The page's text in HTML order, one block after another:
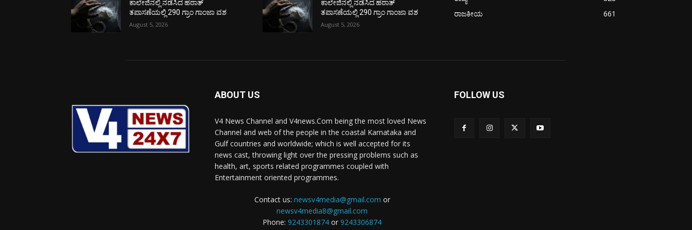
ಕಾಲೇಜಿನಲ್ಲಿ ನಡೆಸಿದ ಹಠಾತ್
ತಪಾಸಣೆಯಲ್ಲಿ 290 ಗ್ರಾಂ ಗಾಂಜಾ ವಶ
August 5, 2026
ಕಾಲೇಜಿನಲ್ಲಿ ನಡೆಸಿದ ಹಠಾತ್
ತಪಾಸಣೆಯಲ್ಲಿ 290 ಗ್ರಾಂ ಗಾಂಜಾ ವಶ
August 5, 2026
ರಾಜಕೀಯ
661
ABOUT US
V4 News Channel and V4news.Com being the most loved News
Channel and web of the people in the coastal Karnataka and
Gulf countries and worldwide; which is well accepted for its
news cast, throwing light over the pressing problems such as
health, art, sports related programmes coupled with
Entertainment oriented programmes.
Contact us: newsv4media@gmail.com or
newsv4media8@gmail.com
Phone: 9243301874 or 9243306874
FOLLOW US